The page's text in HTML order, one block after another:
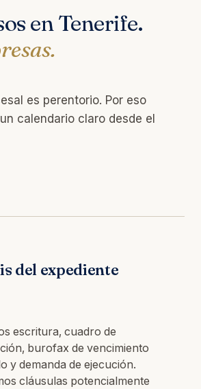
en Tenerife.
es perentorio. Por eso
calendario claro desde el
del expediente
escritura, cuadro de
burofax de vencimiento
y demanda de ejecución.
cláusulas potencialmente